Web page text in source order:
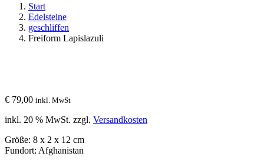
Start
Edelsteine
geschliffen
Freiform Lapislazuli
€ 79,00 inkl. MwSt
inkl. 20 % MwSt. zzgl. Versandkosten
Größe: 8 x 2 x 12 cm
Fundort: Afghanistan